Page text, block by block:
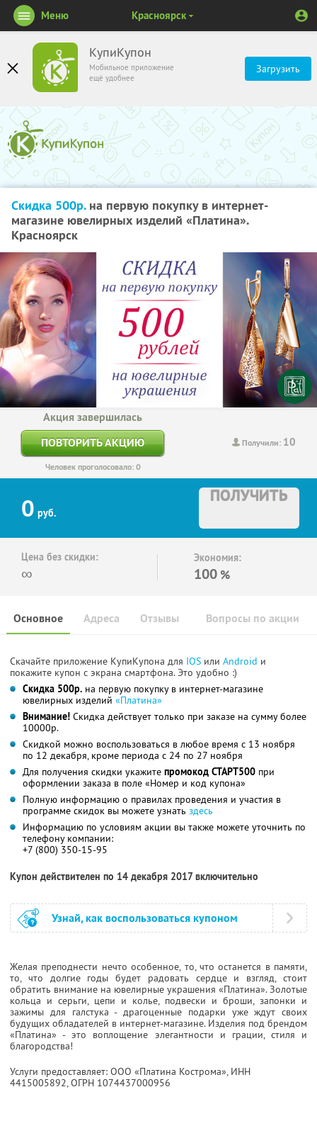
КупиКупон
Мобильное приложение
ещё удобнее
Загрузить
Меню Красноярск
Скидка 500р.на первую покупку в интернет-
магазине ювелирных изделий «Платина».
Красноярск
Получили: 10
Акция завершилась
ПОВТОРИТЬ АКЦИЮ
Человек проголосовало: 0
0 руб.
ПОЛУЧИТЬ
Цена без скидки:
∞
Экономия:
100 %
Основное Отзывы Вопросы по акции
Адреса
Скачайте приложение КупиКупона для IOS или Android и
покажите купон с экрана смартфона. Это удобно :)
Скидка 500р. на первую покупку в интернет-магазине
ювелирных изделий «Платина»
Внимание! Скидка действует только при заказе на сумму более
10000р.
Скидкой можно воспользоваться в любое время с 13 ноября
по 12 декабря, кроме периода с 24 по 27 ноября
Для получения скидки укажите промокод СТАРТ500 при
оформлении заказа в поле «Номер и код купона»
Полную информацию о правилах проведения и участия в
программе скидок вы можете узнать здесь
Информацию по условиям акции вы также можете уточнить по
телефону компании:
+7 (800) 350-15-95
Купон действителен по 14 декабря 2017 включительно
Узнай, как воспользоваться купоном
Желая преподнести нечто особенное, то, что останется в памяти,
то, что долгие годы будет радовать сердце и взгляд, стоит
обратить внимание на ювелирные украшения «Платина». Золотые
кольца и серьги, цепи и колье, подвески и броши, запонки и
зажимы для галстука - драгоценные подарки уже ждут своих
будущих обладателей в интернет-магазине. Изделия под брендом
«Платина» - это воплощение элегантности и грации, стиля и
благородства!
Услуги предоставляет: ООО «Платина Кострома», ИНН
4415005892, ОГРН 1074437000956